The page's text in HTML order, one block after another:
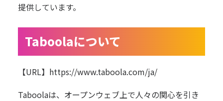
提供しています。
Taboolaについて
【URL】 https://www.taboola.com/ja/
Taboolaは、オープンウェブ上で人々の関心を引き